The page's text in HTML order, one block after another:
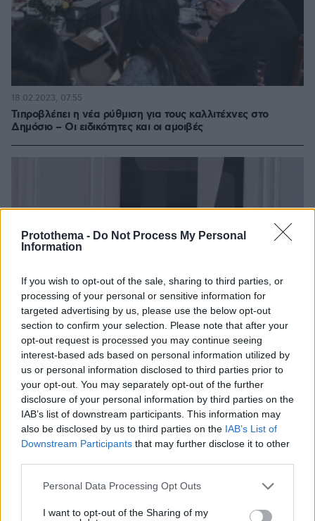
Protothema - Do Not Process My Personal
Information
If you wish to opt-out of the sale, sharing to third parties, or
processing of your personal or sensitive information for
targeted advertising by us, please use the below opt-out
section to confirm your selection. Please note that after your
opt-out request is processed you may continue seeing
interest-based ads based on personal information utilized by
us or personal information disclosed to third parties prior to
your opt-out. You may separately opt-out of the further
disclosure of your personal information by third parties on the
IAB’s list of downstream participants. This information may
also be disclosed by us to third parties on the IAB’s List of
Downstream Participants that may further disclose it to other
Please note that this website/app uses one or more Google
not limited to your visit or usage behaviour. You may click to
Personal Data Processing Opt Outs
I want to opt-out of the Sharing of my
Τι προβλέπει η νέα ρύθμιση για τους καλλιτέχνες στο
Δημόσιο – Οι ειδικότητες και οι αμοιβές
18.02.2023, 07:55
«Σωστή κατεύθυνση, περιμένουμε τη ρύθμιση» - Οι
αντιδράσεις των καλλιτεχνών μετά τη συνάντηση με τον
15.02.2023, 16:10